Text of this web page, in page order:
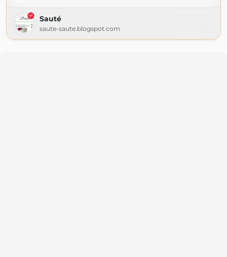
Sauté
saute-saute.blogspot.com